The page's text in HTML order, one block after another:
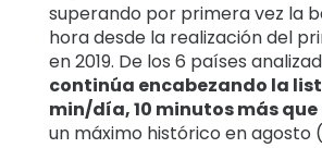
superando por primera vez la
hora desde la realización del
en 2019. De los 6 países
continúa encabezando la
min/día, 10 minutos más que
un máximo histórico en agosto